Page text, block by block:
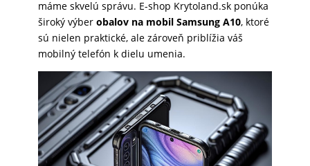
PRODUKTY
PRÍSLUŠENSTVO
máme skvelú správu. E-shop Krytoland.sk ponúka
široký výber obalov na mobil Samsung A10, ktoré
sú nielen praktické, ale zároveň priblížia váš
mobilný telefón k dielu umenia.